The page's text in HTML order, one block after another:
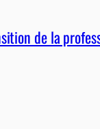
de la